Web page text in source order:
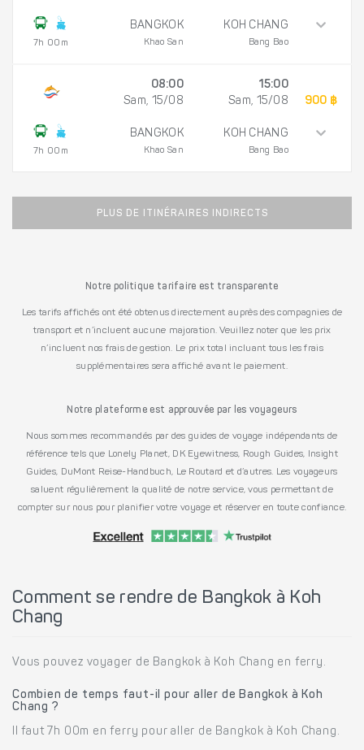
7h 00m
BANGKOK
Khao San
KOH CHANG
Bang Bao
7h 00m
08:00
Sam, 15/08
BANGKOK
Khao San
15:00
Sam, 15/08
KOH CHANG
Bang Bao
900 ฿
PLUS DE ITINÉRAIRES INDIRECTS
Notre politique tarifaire est transparente
Les tarifs affichés ont été obtenus directement auprès des compagnies de
transport et n’incluent aucune majoration. Veuillez noter que les prix
n’incluent nos frais de gestion. Le prix total incluant tous les frais
supplémentaires sera affiché avant le paiement.
Notre plateforme est approuvée par les voyageurs
Nous sommes recommandés par des guides de voyage indépendants de
référence tels que Lonely Planet, DK Eyewitness, Rough Guides, Insight
Guides, DuMont Reise-Handbuch, Le Routard et d’autres. Les voyageurs
saluent régulièrement la qualité de notre service, vous permettant de
compter sur nous pour planifier votre voyage et réserver en toute confiance.
Comment se rendre de Bangkok à Koh
Chang
Vous pouvez voyager de Bangkok à Koh Chang en ferry.
Combien de temps faut-il pour aller de Bangkok à Koh
Chang ?
Il faut 7h 00m en ferry pour aller de Bangkok à Koh Chang.